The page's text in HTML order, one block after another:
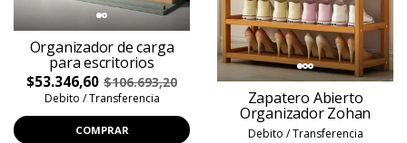
Organizador de carga
para escritorios
$53.346,60 $106.693,20
Debito / Transferencia
COMPRAR
Zapatero Abierto
Organizador Zohan
Debito / Transferencia